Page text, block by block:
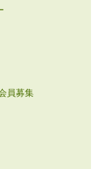
員募集